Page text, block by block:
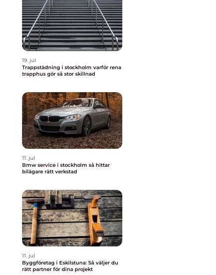
19. jul
Trappstädning i stockholm varför rena
trapphus gör så stor skillnad
11. jul
Bmw service i stockholm så hittar
bilägare rätt verkstad
11. jul
Byggföretag i Eskilstuna: Så väljer du
rätt partner för dina projekt